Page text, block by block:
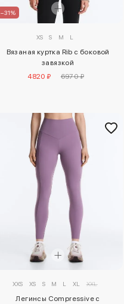
–31%
XS S M L
Вязаная куртка Rib с боковой
завязкой
4820 ₽
6970 ₽
XXS XS S M L XL XXL
Легинсы Compressive с